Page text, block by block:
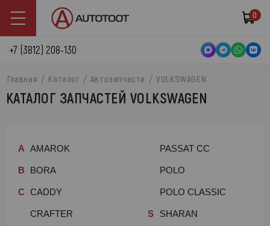
0
+7 (3812) 208-130
Главная Каталог Автозапчасти VOLKSWAGEN
КАТАЛОГ ЗАПЧАСТЕЙ VOLKSWAGEN
A AMAROK
B BORA
C CADDY
CRAFTER
PASSAT CC
POLO
POLO CLASSIC
S SHARAN